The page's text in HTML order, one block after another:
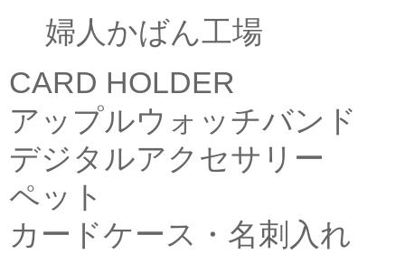
婦人かばん工場
CARD HOLDER
アップルウォッチバンド
デジタルアクセサリー
ペット
カードケース・名刺入れ